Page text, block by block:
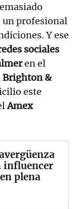
un profesional
Y ese
sociales
en el
Brighton &
este
Amex
influencer
plena